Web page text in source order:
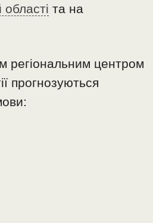
області та на
регіональним центром
прогнозуються